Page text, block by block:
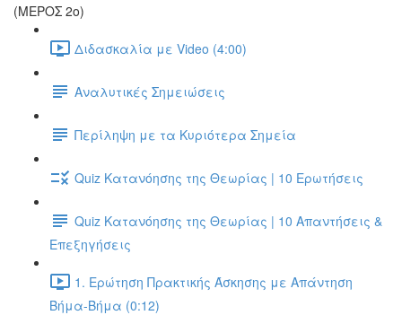
(ΜΕΡΟΣ 2ο)
Διδασκαλία με Video (4:00)
Αναλυτικές Σημειώσεις
Περίληψη με τα Κυριότερα Σημεία
Quiz Κατανόησης της Θεωρίας | 10 Ερωτήσεις
Quiz Κατανόησης της Θεωρίας | 10 Απαντήσεις &
Επεξηγήσεις
1. Ερώτηση Πρακτικής Άσκησης με Απάντηση
Βήμα-Βήμα (0:12)